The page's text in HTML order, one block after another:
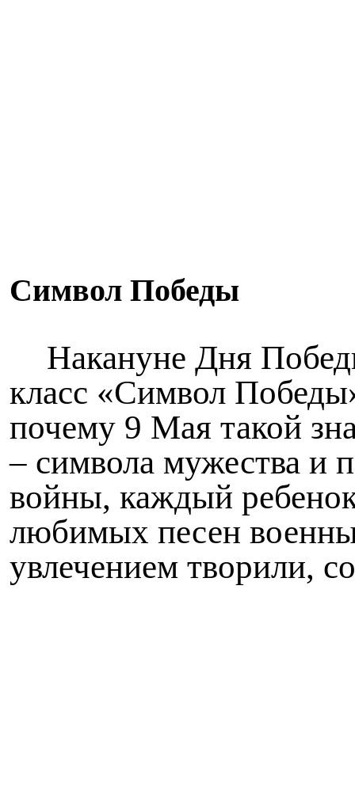
Символ Победы
Накануне Дня
класс «Символ
почему 9 Мая такой
– символа мужества и
войны, каждый
любимых песен
увлечением творили,